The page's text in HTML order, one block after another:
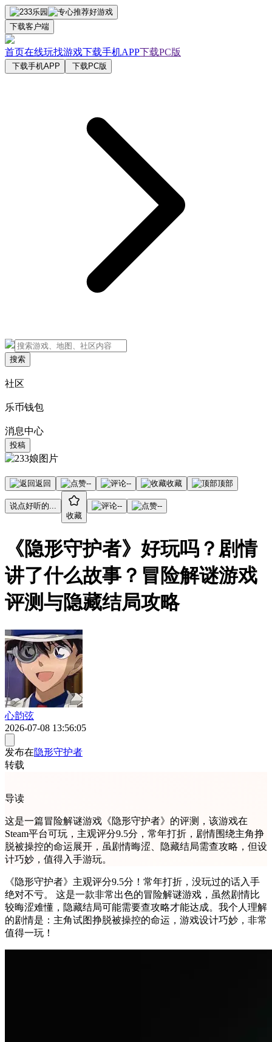
下载客户端
首页在线玩找游戏下载手机APP下载PC版
下载手机APP 下载PC版
搜索
社区
乐币钱包
消息中心
投稿
返回 -- -- 收藏 顶部
说点好听的...
收藏
-- --
《隐形守护者》好玩吗？剧情
讲了什么故事？冒险解谜游戏
评测与隐藏结局攻略
心韵弦
2026-07-08 13:56:05
发布在隐形守护者
转载
导读
这是一篇冒险解谜游戏《隐形守护者》的评测，该游戏在
Steam平台可玩，主观评分9.5分，常年打折，剧情围绕主角挣
脱被操控的命运展开，虽剧情晦涩、隐藏结局需查攻略，但设
计巧妙，值得入手游玩。
《隐形守护者》主观评分9.5分！常年打折，没玩过的话入手
绝对不亏。 这是一款非常出色的冒险解谜游戏，虽然剧情比
较晦涩难懂，隐藏结局可能需要查攻略才能达成。我个人理解
的剧情是：主角试图挣脱被操控的命运，游戏设计巧妙，非常
值得一玩！